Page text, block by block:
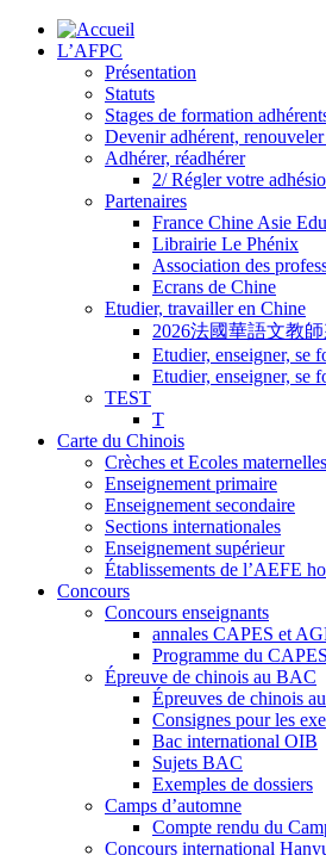
L’AFPC
Présentation
Statuts
Stages de formation
Devenir adhérent,
Adhérer, réadhérer
2/ Régler votre
Partenaires
France Chine Asie
Librairie Le Phénix
Association des
Ecrans de Chine
Etudier, travailler en Chine
2026法國華語文教師
Etudier, enseigner, se
Etudier, enseigner, se
TEST
T
Carte du Chinois
Crèches et Ecoles maternelles
Enseignement primaire
Enseignement secondaire
Sections internationales
Enseignement supérieur
Établissements de l’AEFE
Concours
Concours enseignants
annales CAPES et
Programme du
Épreuve de chinois au BAC
Épreuves de chinois
Consignes pour les
Bac international OIB
Sujets BAC
Exemples de dossiers
Camps d’automne
Compte rendu du
Concours international